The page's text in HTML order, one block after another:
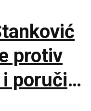
protiv
i poručio